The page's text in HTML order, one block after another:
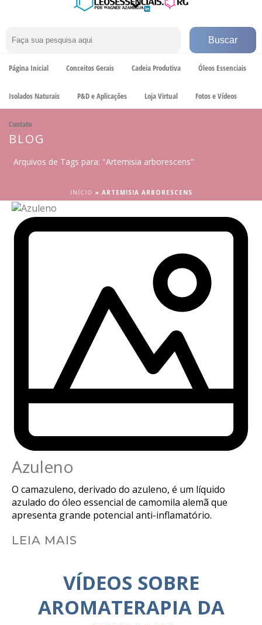
Página Inicial Conceitos Gerais Cadeia Produtiva Óleos Essenciais
Isolados Naturais P&D e Aplicações Loja Virtual Fotos e Vídeos
Contato
BLOG
Arquivos de Tags para: "Artemisia arborescens"
INÍCIO » ARTEMISIA ARBORESCENS
Azuleno
O camazuleno, derivado do azuleno, é um líquido
azulado do óleo essencial de camomila alemã que
apresenta grande potencial anti-inflamatório.
LEIA MAIS
VÍDEOS SOBRE
AROMATERAPIA DA